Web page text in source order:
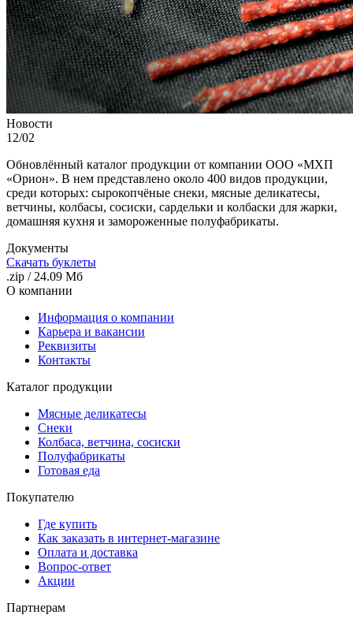
Новости
12/02
Обновлённый каталог продукции от компании ООО «МХП
«Орион». В нем представлено около 400 видов продукции,
среди которых: сырокопчёные снеки, мясные деликатесы,
ветчины, колбасы, сосиски, сардельки и колбаски для жарки,
домашняя кухня и замороженные полуфабрикаты.
Документы
Скачать буклеты
.zip / 24.09 Мб
О компании
Информация о компании
Карьера и вакансии
Реквизиты
Контакты
Каталог продукции
Мясные деликатесы
Снеки
Колбаса, ветчина, сосиски
Полуфабрикаты
Готовая еда
Покупателю
Где купить
Как заказать в интернет-магазине
Оплата и доставка
Вопрос-ответ
Акции
Партнерам